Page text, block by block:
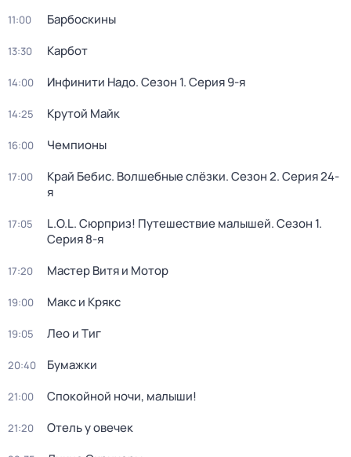
11:00 Барбоскины
13:30 Карбот
14:00 Инфинити Надо. Сезон 1. Серия 9-я
14:25 Крутой Майк
16:00 Чемпионы
17:00 Край Бебис. Волшебные слёзки. Сезон 2. Серия 24-
я
17:05 L.O.L. Сюрприз! Путешествие малышей. Сезон 1.
Серия 8-я
17:20 Мастер Витя и Мотор
19:00 Макс и Крякс
19:05 Лео и Тиг
20:40 Бумажки
21:00 Спокойной ночи, малыши!
21:20 Отель у овечек